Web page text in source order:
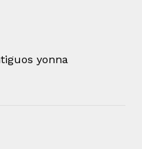
yonna